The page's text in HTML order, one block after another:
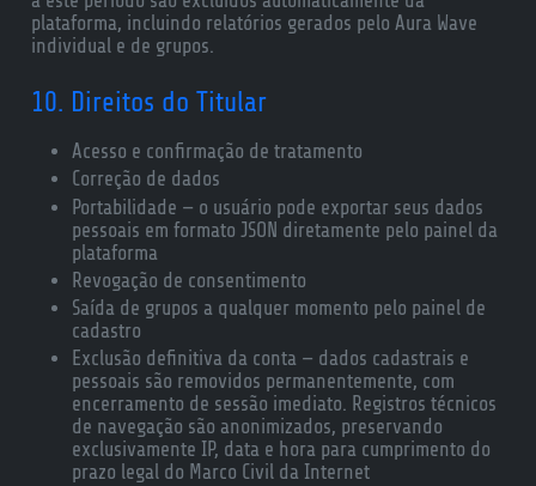
plataforma, incluindo relatórios gerados pelo Aura Wave
individual e de grupos.
10. Direitos do Titular
Acesso e confirmação de tratamento
Correção de dados
Portabilidade — o usuário pode exportar seus dados
pessoais em formato JSON diretamente pelo painel da
plataforma
Revogação de consentimento
Saída de grupos a qualquer momento pelo painel de
cadastro
Exclusão definitiva da conta — dados cadastrais e
pessoais são removidos permanentemente, com
encerramento de sessão imediato. Registros técnicos
de navegação são anonimizados, preservando
exclusivamente IP, data e hora para cumprimento do
prazo legal do Marco Civil da Internet